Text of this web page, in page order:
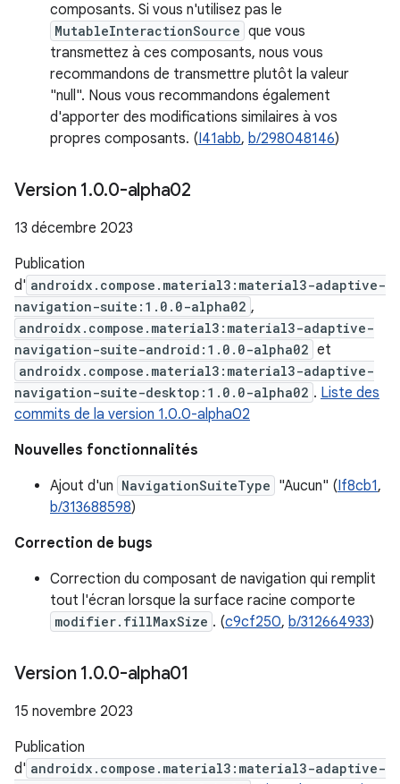
composants. Si vous n'utilisez pas le
MutableInteractionSource que vous
transmettez à ces composants, nous vous
recommandons de transmettre plutôt la valeur
"null". Nous vous recommandons également
d'apporter des modifications similaires à vos
propres composants. (I41abb, b/298048146)
Version 1.0.0-alpha02
13 décembre 2023
Publication
d' androidx.compose.material3:material3-adaptive-
navigation-suite:1.0.0-alpha02 ,
androidx.compose.material3:material3-adaptive-
navigation-suite-android:1.0.0-alpha02 et
androidx.compose.material3:material3-adaptive-
navigation-suite-desktop:1.0.0-alpha02 . Liste des
commits de la version 1.0.0-alpha02
Nouvelles fonctionnalités
Ajout d'un NavigationSuiteType "Aucun" (If8cb1,
b/313688598)
Correction de bugs
Correction du composant de navigation qui remplit
tout l'écran lorsque la surface racine comporte
modifier.fillMaxSize . (c9cf250, b/312664933)
Version 1.0.0-alpha01
15 novembre 2023
Publication
d' androidx.compose.material3:material3-adaptive-